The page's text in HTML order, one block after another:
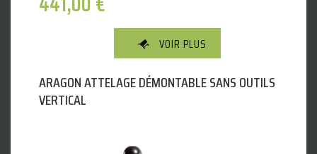
VOIR PLUS
ARAGON ATTELAGE DÉMONTABLE SANS OUTILS
VERTICAL